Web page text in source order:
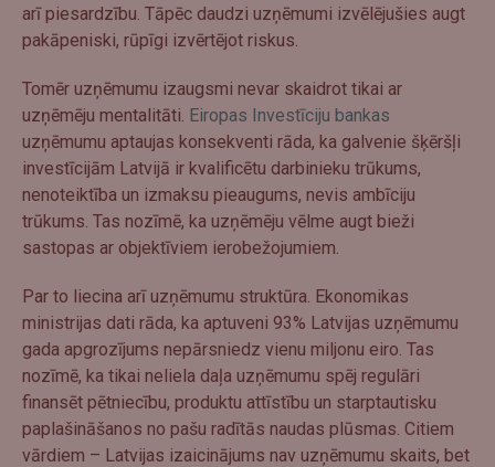
arī piesardzību. Tāpēc daudzi uzņēmumi izvēlējušies augt
pakāpeniski, rūpīgi izvērtējot riskus.
Tomēr uzņēmumu izaugsmi nevar skaidrot tikai ar
uzņēmēju mentalitāti. Eiropas Investīciju bankas
uzņēmumu aptaujas konsekventi rāda, ka galvenie šķēršļi
investīcijām Latvijā ir kvalificētu darbinieku trūkums,
nenoteiktība un izmaksu pieaugums, nevis ambīciju
trūkums. Tas nozīmē, ka uzņēmēju vēlme augt bieži
sastopas ar objektīviem ierobežojumiem.
Par to liecina arī uzņēmumu struktūra. Ekonomikas
ministrijas dati rāda, ka aptuveni 93% Latvijas uzņēmumu
gada apgrozījums nepārsniedz vienu miljonu eiro. Tas
nozīmē, ka tikai neliela daļa uzņēmumu spēj regulāri
finansēt pētniecību, produktu attīstību un starptautisku
paplašināšanos no pašu radītās naudas plūsmas. Citiem
vārdiem – Latvijas izaicinājums nav uzņēmumu skaits, bet